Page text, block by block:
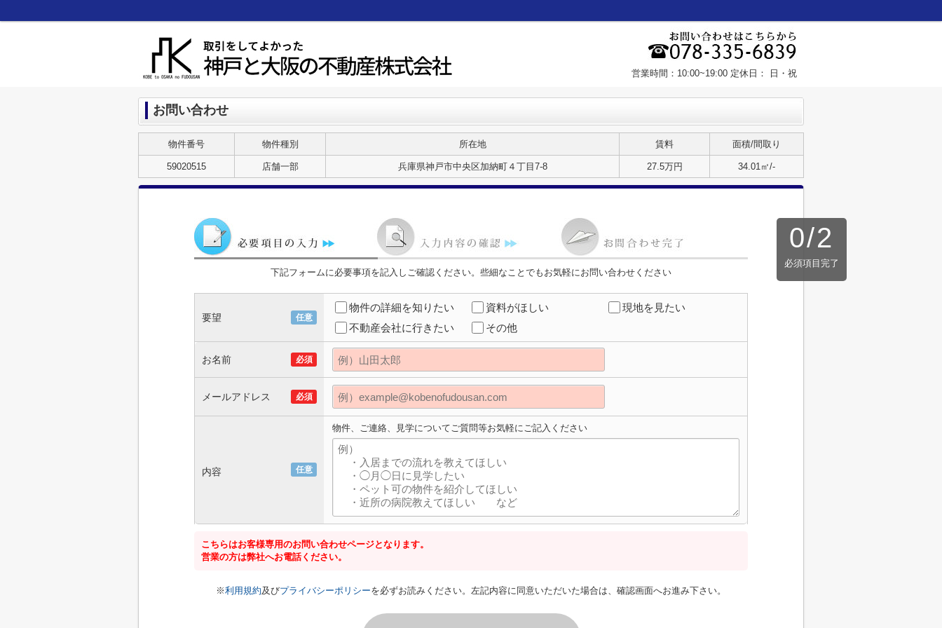
営業時間：10:00~19:00 定休日： 日・祝
お問い合わせ
物件番号 物件種別 所在地 賃料 面積/間取り
59020515 店舗一部 兵庫県神戸市中央区加納町４丁目7-8 27.5万円 34.01㎡/-
0/2
必須項目完了
下記フォームに必要事項を記入しご確認ください。些細なことでもお気軽にお問い合わせください
要望 任意
物件の詳細を知りたい 資料がほしい
現地を見たい
不動産会社に行きたい
その他
お名前 必須
メールアドレス 必須
内容 任意
物件、ご連絡、見学についてご質問等お気軽にご記入ください
こちらはお客様専用のお問い合わせページとなります。
営業の方は弊社へお電話ください。
※利用規約及びプライバシーポリシーを必ずお読みください。左記内容に同意いただいた場合は、確認画面へお進み下さい。